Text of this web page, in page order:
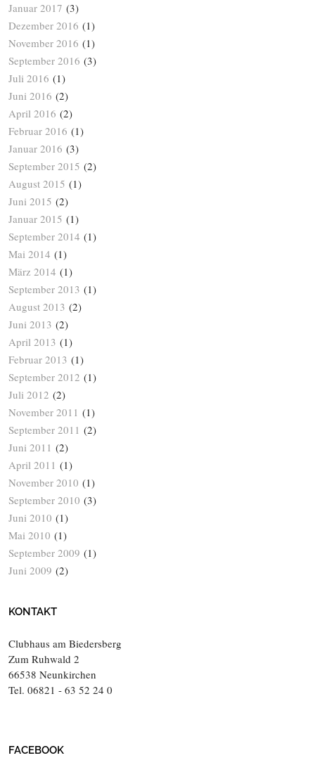
Januar 2017 (3)
Dezember 2016 (1)
November 2016 (1)
September 2016 (3)
Juli 2016 (1)
Juni 2016 (2)
April 2016 (2)
Februar 2016 (1)
Januar 2016 (3)
September 2015 (2)
August 2015 (1)
Juni 2015 (2)
Januar 2015 (1)
September 2014 (1)
Mai 2014 (1)
März 2014 (1)
September 2013 (1)
August 2013 (2)
Juni 2013 (2)
April 2013 (1)
Februar 2013 (1)
September 2012 (1)
Juli 2012 (2)
November 2011 (1)
September 2011 (2)
Juni 2011 (2)
April 2011 (1)
November 2010 (1)
September 2010 (3)
Juni 2010 (1)
Mai 2010 (1)
September 2009 (1)
Juni 2009 (2)
KONTAKT
Clubhaus am Biedersberg
Zum Ruhwald 2
66538 Neunkirchen
Tel. 06821 - 63 52 24 0
FACEBOOK